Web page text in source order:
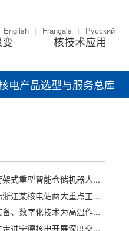
English Français Русский
核技术应用
电产品选型与服务总库
中广核首个空间桁架式重型智能仓储机器人在宁德核电项目试点
中岩大地接连中标浙江某核电站两大重点工程项目
中核二四以智能装备、数字化技术为高温作业减负降温